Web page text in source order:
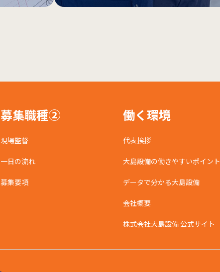
募集職種②
現場監督
一日の流れ
募集要項
働く環境
代表挨拶
大島設備の働きやすいポイント
データで分かる大島設備
会社概要
株式会社大島設備 公式サイト